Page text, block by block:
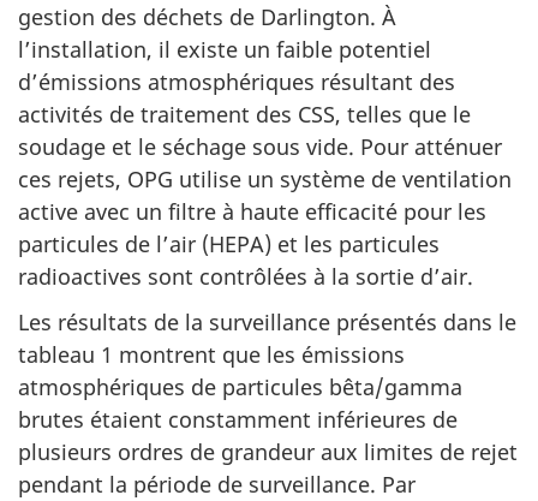
gestion des déchets de Darlington. À
l’installation, il existe un faible potentiel
d’émissions atmosphériques résultant des
activités de traitement des CSS, telles que le
soudage et le séchage sous vide. Pour atténuer
ces rejets, OPG utilise un système de ventilation
active avec un filtre à haute efficacité pour les
particules de l’air (HEPA) et les particules
radioactives sont contrôlées à la sortie d’air.
Les résultats de la surveillance présentés dans le
tableau 1 montrent que les émissions
atmosphériques de particules bêta/gamma
brutes étaient constamment inférieures de
plusieurs ordres de grandeur aux limites de rejet
pendant la période de surveillance. Par